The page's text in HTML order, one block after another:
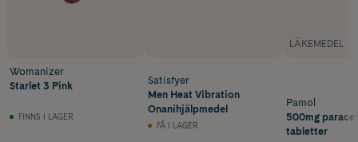
•Produktens mått: 105x50x40mm
Womanizer
Starlet 3 Pink
FINNS I LAGER
Satisfyer
Men Heat Vibration
Onanihjälpmedel
FÅ I LAGER
LÄKEMEDEL
Pamol
500mg
tabletter